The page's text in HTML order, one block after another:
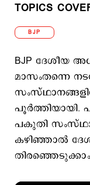
TOPICS
BJP
BJP ദേശീയ
മാസംതന്നെ
പൂര്‍ത്തിയായി.
പകുതി
കഴിഞ്ഞാല്‍